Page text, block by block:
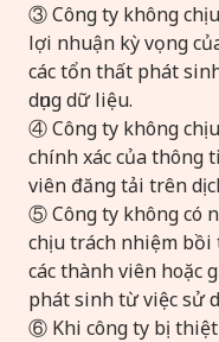
③ Công ty không
lợi nhuận kỳ vọng
các tổn thất phát
dụng dữ liệu.
④ Công ty không
chính xác của thông
viên đăng tải trên
⑤ Công ty không có
chịu trách nhiệm
các thành viên hoặc
phát sinh từ việc sử
⑥ Khi công ty bị